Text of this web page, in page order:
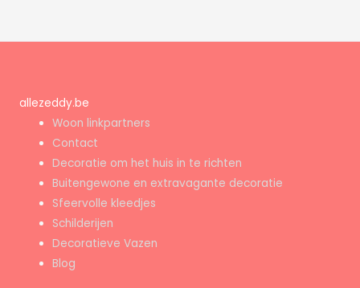
allezeddy.be
Woon linkpartners
Contact
Decoratie om het huis in te richten
Buitengewone en extravagante decoratie
Sfeervolle kleedjes
Schilderijen
Decoratieve Vazen
Blog